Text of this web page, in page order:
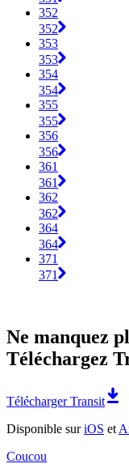
352
352
353
353
354
354
355
355
356
356
361
361
362
362
364
364
371
371
Ne manquez
Téléchargez
Télécharger Transit
Disponible suriOS et
Coucou